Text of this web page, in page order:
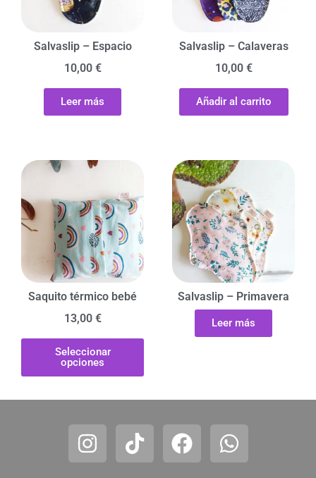
Salvaslip – Espacio
10,00 €
Leer más
Salvaslip – Calaveras
10,00 €
Añadir al carrito
Saquito térmico bebé
13,00 €
Seleccionar
opciones
Salvaslip – Primavera
Leer más